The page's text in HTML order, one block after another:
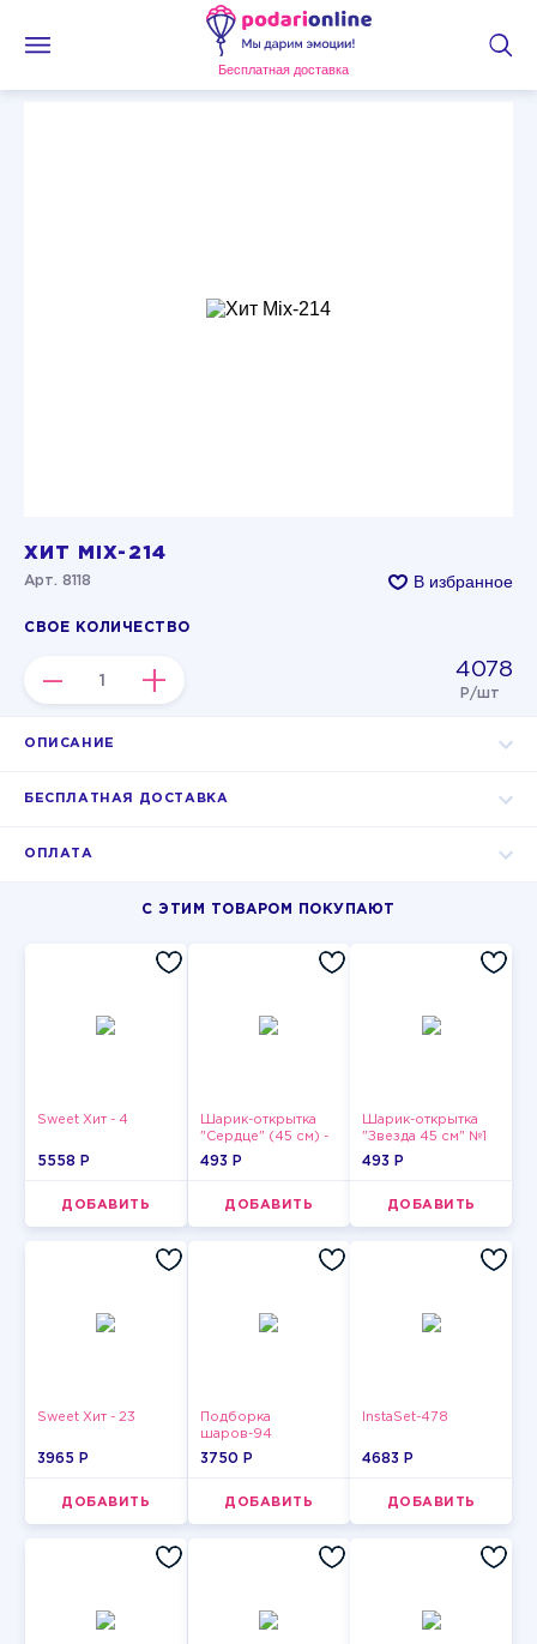
Бесплатная доставка
ХИТ MIX-214
Арт. 8118 В избранное
СВОЕ КОЛИЧЕСТВО
– + 4078
Р/шт
ОПИСАНИЕ
БЕСПЛАТНАЯ ДОСТАВКА
ОПЛАТА
С ЭТИМ ТОВАРОМ ПОКУПАЮТ
Sweet Хит - 4
5558 P
ДОБАВИТЬ
Шарик-открытка
"Сердце" (45 см) -
2
493 P
ДОБАВИТЬ
Шарик-открытка
"Звезда 45 см" №1
493 P
ДОБАВИТЬ
Sweet Хит - 23
3965 P
ДОБАВИТЬ
Подборка
шаров-94
3750 P
ДОБАВИТЬ
InstaSet-478
4683 P
ДОБАВИТЬ